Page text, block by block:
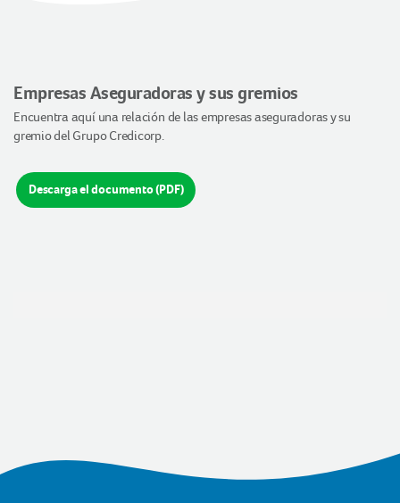
Empresas Aseguradoras y sus gremios
Encuentra aquí una relación de las empresas aseguradoras y su
gremio del Grupo Credicorp.
Descarga el documento (PDF)